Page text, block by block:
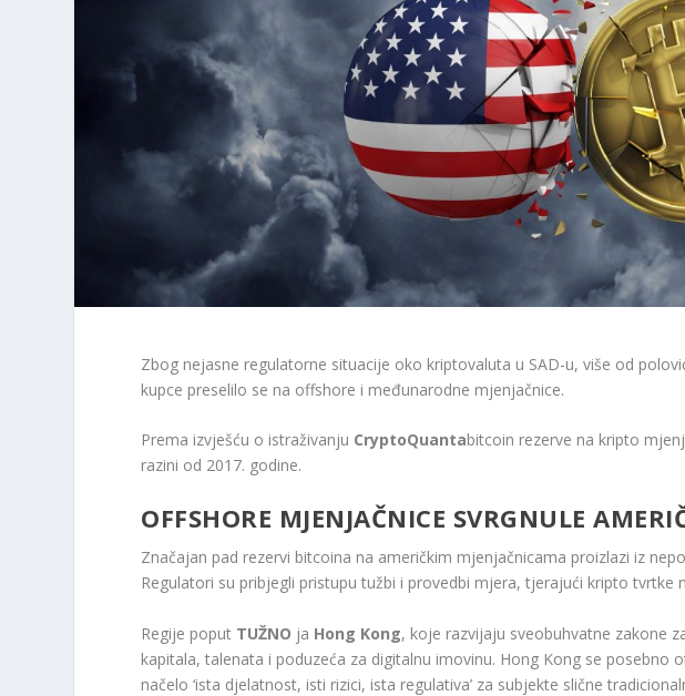
Zbog nejasne regulatorne situacije oko kriptovaluta u SAD-u, više od
kupce preselilo se na offshore i međunarodne mjenjačnice.
Prema izvješću o istraživanju CryptoQuantabitcoin rezerve na kripto
razini od 2017. godine.
OFFSHORE MJENJAČNICE SVRGNULE
Značajan pad rezervi bitcoina na američkim mjenjačnicama proizlazi iz
Regulatori su pribjegli pristupu tužbi i provedbi mjera, tjerajući kripto tvrtke
Regije poput TUŽNO ja Hong Kong, koje razvijaju sveobuhvatne zakone
kapitala, talenata i poduzeća za digitalnu imovinu. Hong Kong se
načelo ‘ista djelatnost, isti rizici, ista regulativa’ za subjekte slične